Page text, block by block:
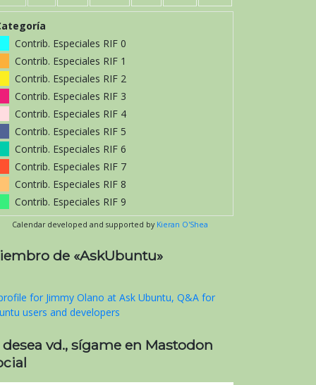
Contrib. Especiales RIF 0
Contrib. Especiales RIF 1
Contrib. Especiales RIF 2
Contrib. Especiales RIF 3
Contrib. Especiales RIF 4
Contrib. Especiales RIF 5
Contrib. Especiales RIF 6
Contrib. Especiales RIF 7
Contrib. Especiales RIF 8
Contrib. Especiales RIF 9
Calendar developed and supported by Kieran O'Shea
de «AskUbuntu»
desea vd., sígame en Mastodon